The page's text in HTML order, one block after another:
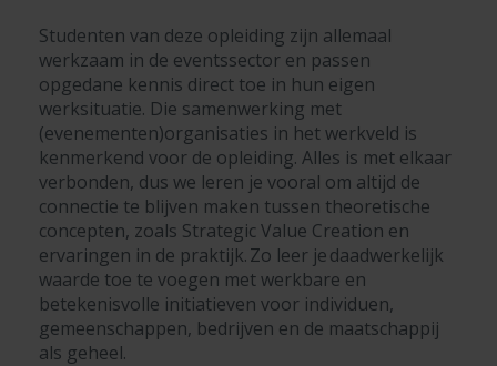
Studenten van deze opleiding zijn allemaal
werkzaam in de eventssector en passen
opgedane kennis direct toe in hun eigen
werksituatie. Die samenwerking met
(evenementen)organisaties in het werkveld is
kenmerkend voor de opleiding. Alles is met elkaar
verbonden, dus we leren je vooral om altijd de
connectie te blijven maken tussen theoretische
concepten, zoals Strategic Value Creation en
ervaringen in de praktijk. Zo leer je daadwerkelijk
waarde toe te voegen met werkbare en
betekenisvolle initiatieven voor individuen,
gemeenschappen, bedrijven en de maatschappij
als geheel.